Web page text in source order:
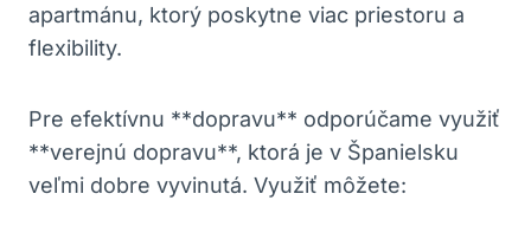
apartmánu, ktorý poskytne viac priestoru a
flexibility.
Pre efektívnu **dopravu** odporúčame využiť
**verejnú dopravu**, ktorá je v Španielsku
veľmi dobre vyvinutá. Využiť môžete: